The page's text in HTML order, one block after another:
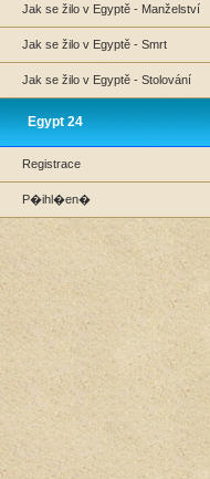
Jak se žilo v Egyptě - Manželství
Jak se žilo v Egyptě - Smrt
Jak se žilo v Egyptě - Stolování
Egypt 24
Registrace
P�ihl�en�